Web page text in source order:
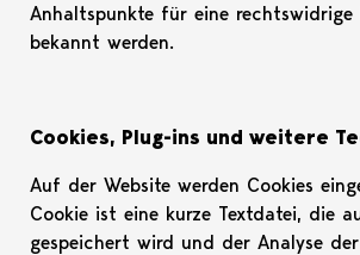
Anhaltspunkte für eine rechtswidrige
bekannt werden.
Cookies, Plug-ins und weitere
Auf der Website werden Cookies
Cookie ist eine kurze Textdatei, die
gespeichert wird und der Analyse